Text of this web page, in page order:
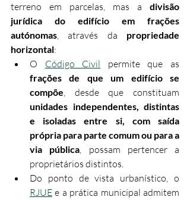
terreno em parcelas, mas a divisão
jurídica do edifício em frações
autónomas, através da propriedade
horizontal:
O Código Civil
frações de que um edifício se
compõe
unidades independentes, distintas
e isoladas entre si, com saída
própria para parte comum ou para a
via pública, possam pertencer a
proprietários distintos.
RJUE e a prática municipal admitem